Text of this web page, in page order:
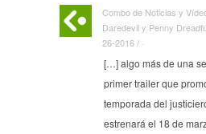
Combo de Noticias y
Daredevil y Penny
26-2016 / ·
[…] algo más de una
primer trailer que
temporada del
estrenará el 18 de